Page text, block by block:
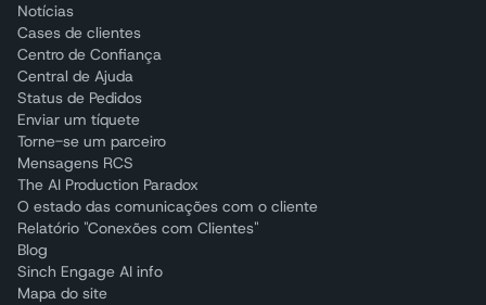
Notícias
Cases de clientes
Centro de Confiança
Central de Ajuda
Status de Pedidos
Enviar um tíquete
Torne-se um parceiro
Mensagens RCS
The AI Production Paradox
O estado das comunicações com o cliente
Relatório "Conexões com Clientes"
Blog
Sinch Engage AI info
Mapa do site